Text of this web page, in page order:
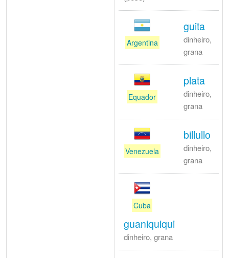
Argentina
guita
dinheiro,
grana
Equador
plata
dinheiro,
grana
Venezuela
billullo
dinheiro,
grana
Cuba
guaniquiqui
dinheiro, grana